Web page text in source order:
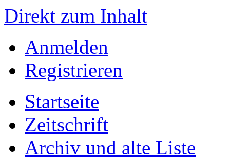
Direkt zum Inhalt
Anmelden
Registrieren
Startseite
Zeitschrift
Archiv und alte Liste